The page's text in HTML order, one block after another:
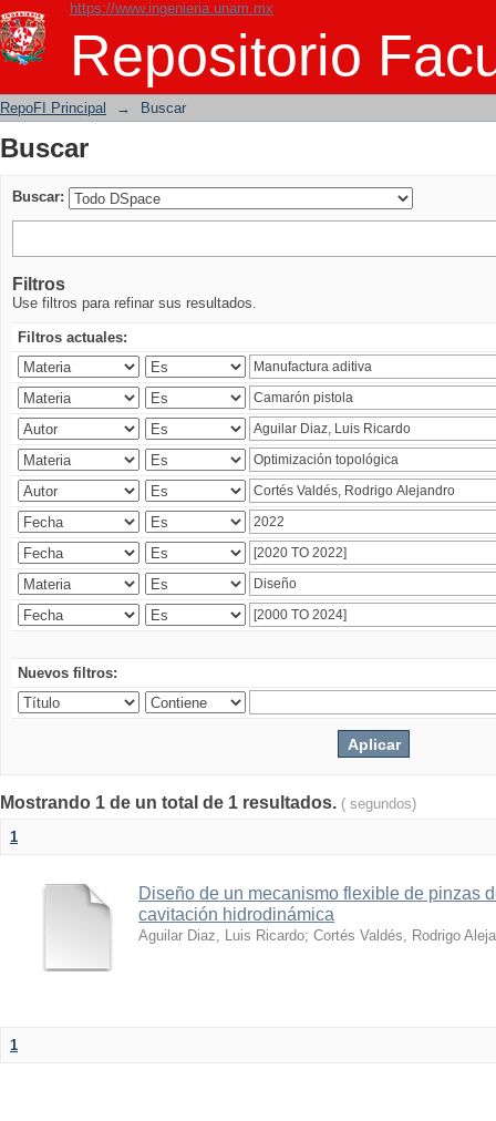
https://www.ingenieria.unam.mx
Repositorio
Buscar
RepoFI Principal → Buscar
Buscar
Buscar:
Filtros
Use filtros para refinar sus resultados.
Filtros actuales:
Nuevos filtros:
Mostrando 1 de un total de 1 resultados. ( segundos)
1
Diseño de un mecanismo flexible de pinzas
cavitación hidrodinámica
Aguilar Diaz, Luis Ricardo; Cortés Valdés, Rodrigo
1